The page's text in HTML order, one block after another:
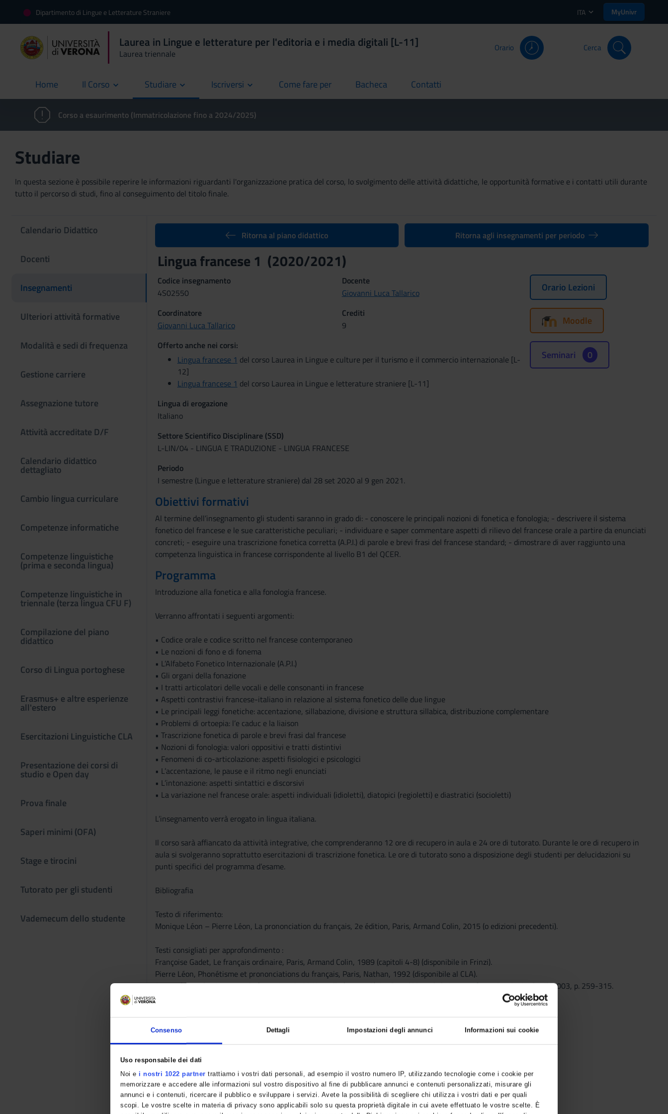
Consenso Dettagli Impostazioni degli annunci Informazioni sui cookie
Uso responsabile dei dati
Noi e i nostri 1022 partner trattiamo i vostri dati personali, ad esempio il vostro numero IP, utilizzando tecnologie come i cookie per
memorizzare e accedere alle informazioni sul vostro dispositivo al fine di pubblicare annunci e contenuti personalizzati, misurare gli
annunci e i contenuti, ricercare il pubblico e sviluppare i servizi. Avete la possibilità di scegliere chi utilizza i vostri dati e per quali
scopi. Le vostre scelte in materia di privacy sono applicabili solo su questa proprietà digitale in cui avete effettuato le vostre scelte. È
Dipartimento di Lingue e Letterature Straniere ITA MyUnivr
Laurea in Lingue e letterature per l'editoria e i media digitali [L-11]
Laurea triennale
Orario Cerca
Home
current Il Corso Studiare Iscriversi Come fare per
current Bacheca
current Contatti
current
Corso a esaurimento (Immatricolazione fino a 2024/2025)
Studiare
In questa sezione è possibile reperire le informazioni riguardanti l'organizzazione pratica del corso, lo svolgimento delle attività didattiche, le opportunità formative e i contatti utili durante
tutto il percorso di studi, fino al conseguimento del titolo finale.
Calendario Didattico
Docenti
Insegnamenti
Ulteriori attività formative
Modalità e sedi di frequenza
Gestione carriere
Assegnazione tutore
Attività accreditate D/F
Calendario didattico
dettagliato
Cambio lingua curriculare
Competenze informatiche
Competenze linguistiche
(prima e seconda lingua)
Competenze linguistiche in
triennale (terza lingua CFU F)
Compilazione del piano
didattico
Corso di Lingua portoghese
Erasmus+ e altre esperienze
all'estero
Esercitazioni Linguistiche CLA
Presentazione dei corsi di
studio e Open day
Prova finale
Saperi minimi (OFA)
Stage e tirocini
Tutorato per gli studenti
Vademecum dello studente
Ritorna al piano didattico Ritorna agli insegnamenti per periodo
Lingua francese 1 (2020/2021)
Codice insegnamento
4S02550
Docente
Giovanni Luca Tallarico
Coordinatore
Giovanni Luca Tallarico
Crediti
9
Offerto anche nei corsi:
Lingua francese 1 del corso Laurea in Lingue e culture per il turismo e il commercio internazionale [L-
12]
Lingua francese 1 del corso Laurea in Lingue e letterature straniere [L-11]
Lingua di erogazione
Italiano
Settore Scientifico Disciplinare (SSD)
L-LIN/04 - LINGUA E TRADUZIONE - LINGUA FRANCESE
Periodo
I semestre (Lingue e letterature straniere) dal 28 set 2020 al 9 gen 2021.
Orario Lezioni
Moodle
Seminari 0
Obiettivi formativi
Al termine dell’insegnamento gli studenti saranno in grado di: - conoscere le principali nozioni di fonetica e fonologia; - descrivere il sistema
fonetico del francese e le sue caratteristiche peculiari; - individuare e saper commentare aspetti di rilievo del francese orale a partire da enunciati
concreti; - eseguire una trascrizione fonetica corretta (A.P.I.) di parole e brevi frasi del francese standard; - dimostrare di aver raggiunto una
competenza linguistica in francese corrispondente al livello B1 del QCER.
Programma
Introduzione alla fonetica e alla fonologia francese.
Verranno affrontati i seguenti argomenti:
• Codice orale e codice scritto nel francese contemporaneo
• Le nozioni di fono e di fonema
• L’Alfabeto Fonetico Internazionale (A.P.I.)
• Gli organi della fonazione
• I tratti articolatori delle vocali e delle consonanti in francese
• Aspetti contrastivi francese-italiano in relazione al sistema fonetico delle due lingue
• Le principali leggi fonetiche: accentazione, sillabazione, divisione e struttura sillabica, distribuzione complementare
• Problemi di ortoepia: l’e caduc e la liaison
• Trascrizione fonetica di parole e brevi frasi dal francese
• Nozioni di fonologia: valori oppositivi e tratti distintivi
• Fenomeni di co-articolazione: aspetti fisiologici e psicologici
• L’accentazione, le pause e il ritmo negli enunciati
• L’intonazione: aspetti sintattici e discorsivi
• La variazione nel francese orale: aspetti individuali (idioletti), diatopici (regioletti) e diastratici (socioletti)
L’insegnamento verrà erogato in lingua italiana.
Il corso sarà affiancato da attività integrative, che comprenderanno 12 ore di recupero in aula e 24 ore di tutorato. Durante le ore di recupero in
aula si svolgeranno soprattutto esercitazioni di trascrizione fonetica. Le ore di tutorato sono a disposizione degli studenti per delucidazioni su
punti specifici del programma d’esame.
Bibliografia
Testo di riferimento:
Monique Léon – Pierre Léon, La prononciation du français, 2e édition, Paris, Armand Colin, 2015 (o edizioni precedenti).
Testi consigliati per approfondimento :
Françoise Gadet, Le français ordinaire, Paris, Armand Colin, 1989 (capitoli 4-8) (disponibile in Frinzi).
Pierre Léon, Phonétisme et prononciations du français, Paris, Nathan, 1992 (disponibile al CLA).
Bernard Tranel, « Les sons du français », in M. Yaguello (a cura di), Le Grand Livre de la Langue française, Paris, Seuil, 2003, p. 259-315.
Introduction à la phonétique et à la phonologie du français.
Seront abordés les sujets suivants :
• Code oral et code écrit dans le français contemporain
• Les notions de phone et de phonème
• L’Alphabet Phonétique International (A.P.I.)